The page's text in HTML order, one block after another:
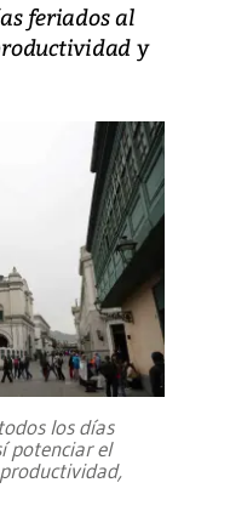
feriados al
y
los días
potenciar el